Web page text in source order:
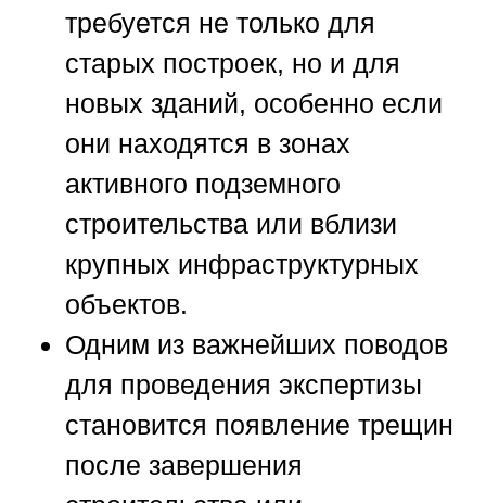
требуется не только для
старых построек, но и для
новых зданий, особенно если
они находятся в зонах
активного подземного
строительства или вблизи
крупных инфраструктурных
объектов.
Одним из важнейших поводов
для проведения экспертизы
становится появление трещин
после завершения